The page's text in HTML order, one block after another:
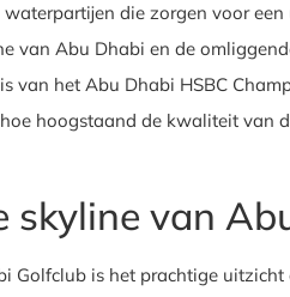
die zorgen voor
van Abu Dhabi en de
van het Abu Dhabi HSBC
hoogstaand de kwaliteit van
skyline van
Golfclub is het prachtige